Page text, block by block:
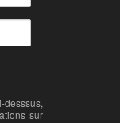
sur